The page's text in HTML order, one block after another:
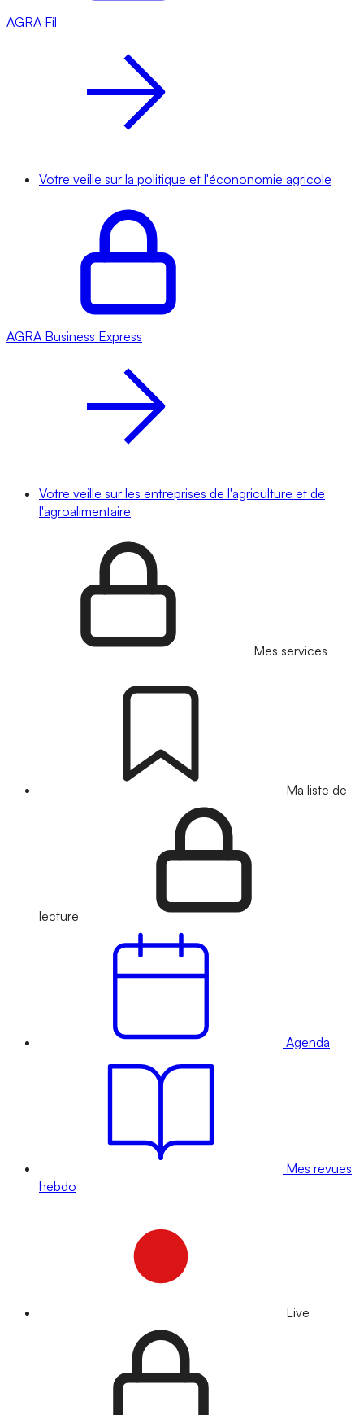
AGRA Fil
Votre veille sur la politique et l'écononomie agricole
AGRA Business Express
Votre veille sur les entreprises de l'agriculture et de
l'agroalimentaire
Mes services
Ma liste de
lecture
Agenda
Mes revues
hebdo
Live